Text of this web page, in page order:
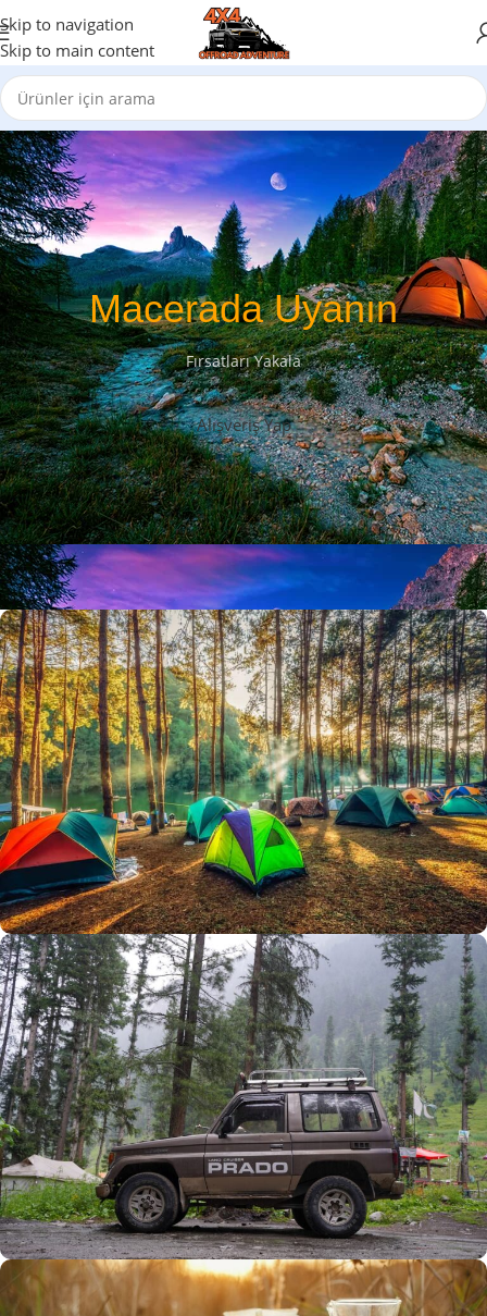
Skip to navigation
Skip to main content
Macerada Uyanın
Fırsatları Yakala
Alışveriş Yap
Büyük Yaz İndirimi
0
Günler
00
Hr
00
Min
00
SSK
Alışverişe Başla
ARAÇ AKSESUARLARI